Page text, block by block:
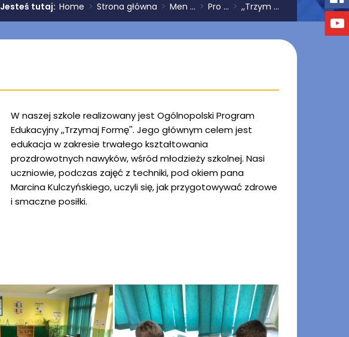
Jesteś tutaj: Home > Strona główna > Men ... > Pro ... > ,,Trzym ...
W naszej szkole realizowany jest Ogólnopolski Program
Edukacyjny ,,Trzymaj Formę''. Jego głównym celem jest
edukacja w zakresie trwałego kształtowania
prozdrowotnych nawyków, wśród młodzieży szkolnej. Nasi
uczniowie, podczas zajęć z techniki, pod okiem pana
Marcina Kulczyńskiego, uczyli się, jak przygotowywać zdrowe
i smaczne posiłki.